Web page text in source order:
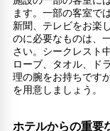
ます。一部の客室で
新聞、テレビをお楽
のに必要なものは、
さい。シークレスト
ローブ、タオル、ド
理の腕をお持ちです
を用意しましょう。
ホテルからの重要